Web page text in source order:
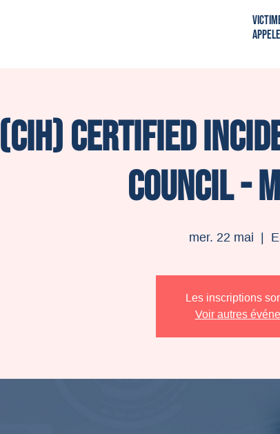
(CIH) Certified
Council -
mer. 22 mai
Les inscriptions
Voir autres